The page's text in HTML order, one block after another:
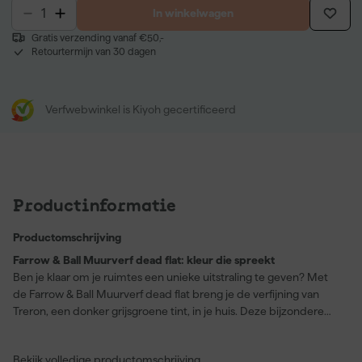
In winkelwagen
Gratis verzending vanaf €50,-
Retourtermijn van 30 dagen
Verfwebwinkel is Kiyoh gecertificeerd
Productinformatie
Productomschrijving
Farrow & Ball Muurverf dead flat: kleur die spreekt
Ben je klaar om je ruimtes een unieke uitstraling te geven? Met
de Farrow & Ball Muurverf dead flat breng je de verfijning van
Treron, een donker grijsgroene tint, in je huis. Deze bijzondere
Bekijk volledige productomschrijving